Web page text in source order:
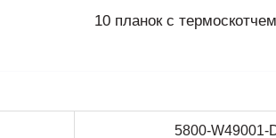
10 планок с термоскотчем
5800-W49001-